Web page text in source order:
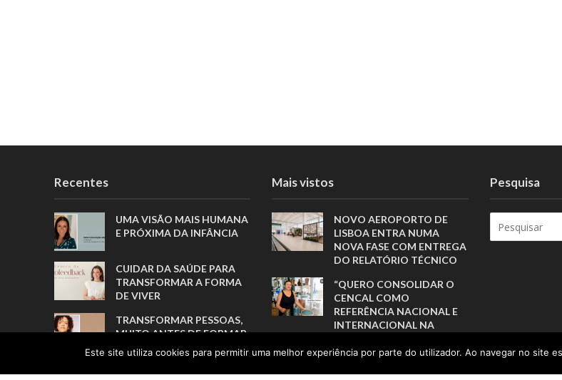
Recentes
UMA VISÃO MAIS HUMANA
E PRÓXIMA DA INFÂNCIA
CUIDAR DA SAÚDE PARA
TRANSFORMAR A FORMA
DE VIVER
TRANSFORMAR PESSOAS,
MUITO ANTES DE FORMAR
ATLETAS
Mais vistos
NOVO AEROPORTO DE
LISBOA ENTRA NUMA
NOVA FASE COM ENTREGA
DO RELATÓRIO TÉCNICO
“QUERO CONSOLIDAR O
CENCAL COMO
REFERÊNCIA NACIONAL E
INTERNACIONAL NA
CERÂMICA E O VIDRO”
O FUTURO DO DESPORTO
Pesquisa
Este site utiliza cookies para permitir uma melhor experiência por parte do utilizador. Ao navegar no site